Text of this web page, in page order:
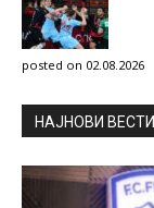
posted on 02.08.2026
НAЈНОВИ ВЕСТИ